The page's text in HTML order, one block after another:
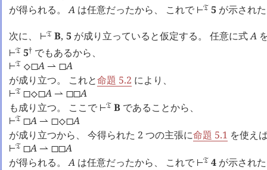
が得られる。A は任意だったから、 これで ⊢󱁑 5 が示され
次に、
⊢󱁑 B, 5 が成り立っていると仮定する。 任意に式A
⊢󱁑 5† でもあるから、
⊢󱁑 ⬦◻A ⇀ ◻A
が成り立つ。 これと命題 5.2 により、
⊢󱁑 ◻⬦◻A ⇀ ◻◻A
も成り立つ。 ここで ⊢󱁑 B であることから、
⊢󱁑 ◻A ⇀ ◻⬦◻A
が成り立つから、 今得られた 2 つの主張に命題 5.1 を使え
⊢󱁑 ◻A ⇀ ◻◻A
が得られる。A は任意だったから、 これで ⊢󱁑 4 が示され